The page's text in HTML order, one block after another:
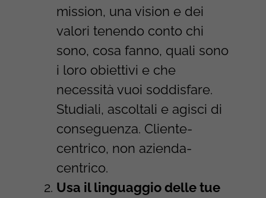
mission, una vision e dei
valori tenendo conto chi
sono, cosa fanno, quali sono
i loro obiettivi e che
necessità vuoi soddisfare.
Studiali, ascoltali e agisci di
conseguenza. Cliente-
centrico, non azienda-
centrico.
Usa il linguaggio delle tue